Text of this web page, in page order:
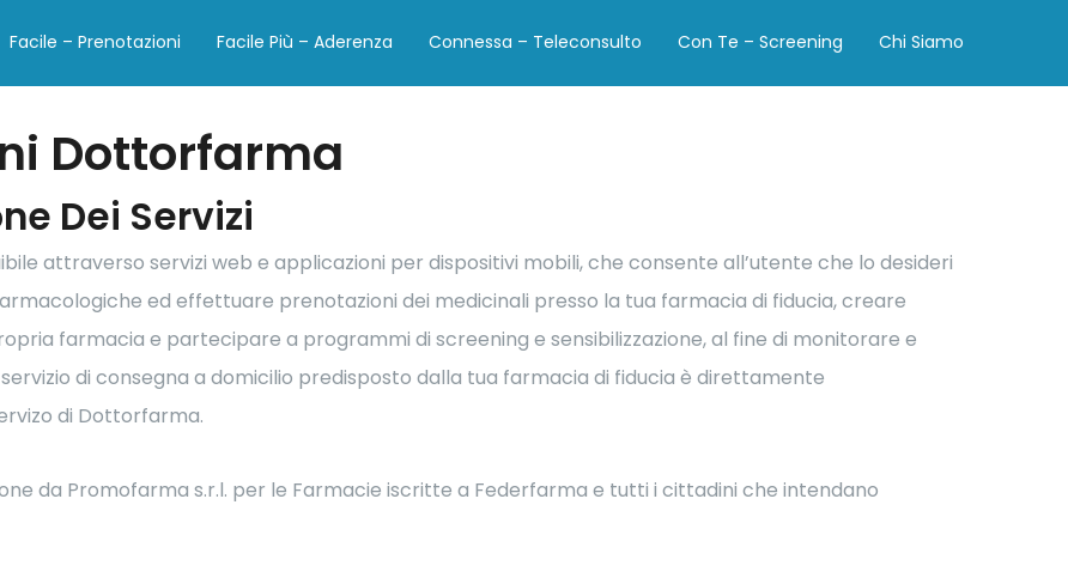
Facile – Prenotazioni Facile Più – Aderenza Connessa – Teleconsulto Con Te – Screening Chi Siamo
Dottorfarma
Dei Servizi
attraverso servizi web e applicazioni per dispositivi mobili, che consente all’utente che lo desideri
ed effettuare prenotazioni dei medicinali presso la tua farmacia di fiducia, creare
farmacia e partecipare a programmi di screening e sensibilizzazione, al fine di monitorare e
di consegna a domicilio predisposto dalla tua farmacia di fiducia è direttamente
di Dottorfarma.
da Promofarma s.r.l. per le Farmacie iscritte a Federfarma e tutti i cittadini che intendano